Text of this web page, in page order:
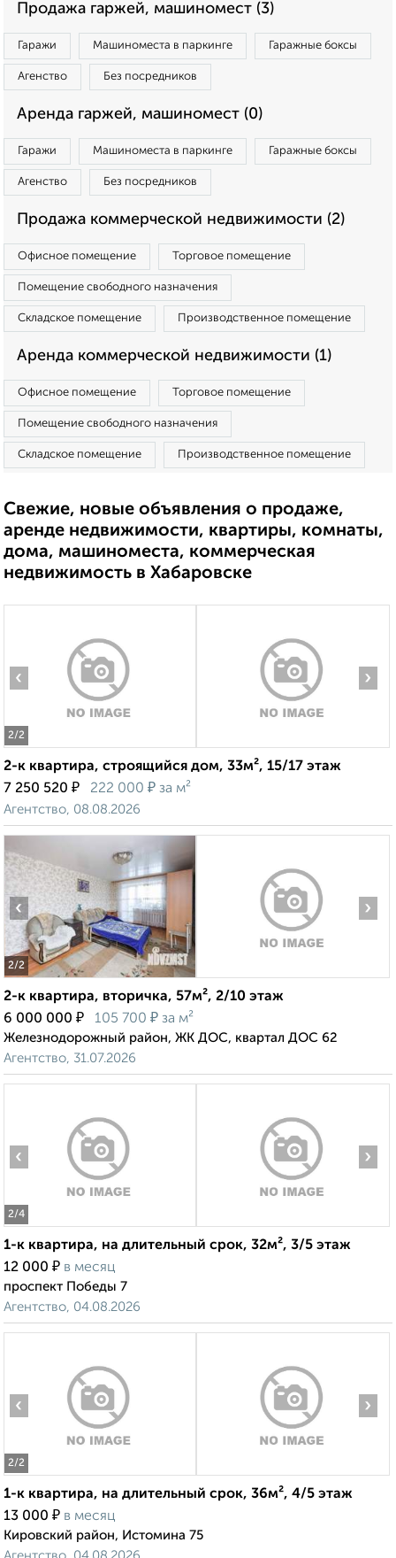
Продажа гаржей, машиномест (3)
Гаражи Машиноместа в паркинге Гаражные боксы
Агенство Без посредников
Аренда гаржей, машиномест (0)
Гаражи Машиноместа в паркинге Гаражные боксы
Агенство Без посредников
Продажа коммерческой недвижимости (2)
Офисное помещение Торговое помещение
Помещение свободного назначения
Складское помещение Производственное помещение
Аренда коммерческой недвижимости (1)
Офисное помещение Торговое помещение
Помещение свободного назначения
Складское помещение Производственное помещение
Свежие, новые объявления о продаже,
аренде недвижимости, квартиры, комнаты,
дома, машиноместа, коммерческая
недвижимость в Хабаровске
2/2
‹ ›
2-к квартира, строящийся дом, 33м², 15/17 этаж
7 250 520 ₽ 222 000 ₽ за м²
Агентство, 08.08.2026
2/2
‹ ›
2-к квартира, вторичка, 57м², 2/10 этаж
6 000 000 ₽ 105 700 ₽ за м²
Железнодорожный район, ЖК ДОС, квартал ДОС 62
Агентство, 31.07.2026
2/4
‹ ›
1-к квартира, на длительный срок, 32м², 3/5 этаж
12 000 ₽ в месяц
проспект Победы 7
Агентство, 04.08.2026
2/2
‹ ›
1-к квартира, на длительный срок, 36м², 4/5 этаж
13 000 ₽ в месяц
Кировский район, Истомина 75